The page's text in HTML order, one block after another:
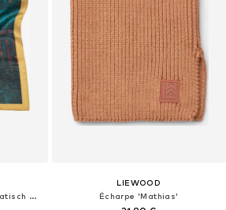
Écharpe 'Seidentuch quadratisch Vincent 53x53 Starry night'
LIEWOOD
Écharpe 'Mathias'